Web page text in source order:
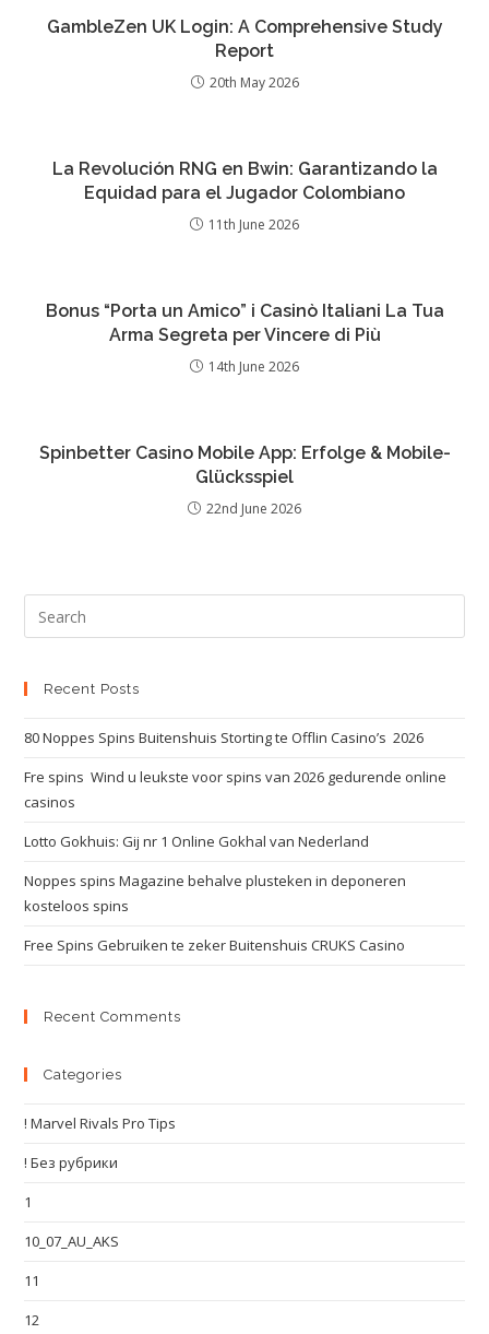
GambleZen UK Login: A Comprehensive Study
Report
20th May 2026
La Revolución RNG en Bwin: Garantizando la
Equidad para el Jugador Colombiano
11th June 2026
Bonus “Porta un Amico” i Casinò Italiani La Tua
Arma Segreta per Vincere di Più
14th June 2026
Spinbetter Casino Mobile App: Erfolge & Mobile-
Glücksspiel
22nd June 2026
Recent Posts
80 Noppes Spins Buitenshuis Storting te Offlin Casino’s ️ 2026
Fre spins ️ Wind u leukste voor spins van 2026 gedurende online
casinos
Lotto Gokhuis: Gij nr 1 Online Gokhal van Nederland
Noppes spins Magazine behalve plusteken in deponeren
kosteloos spins
Free Spins Gebruiken te zeker Buitenshuis CRUKS Casino
Recent Comments
Categories
! Marvel Rivals Pro Tips
! Без рубрики
1
10_07_AU_AKS
11
12